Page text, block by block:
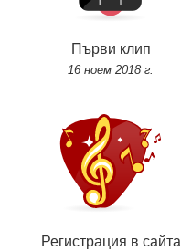
Първи клип
16 ноем 2018 г.
Регистрация в сайта